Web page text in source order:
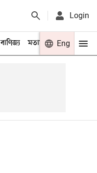
Login
বাণিজ্য মতামত খেলা
Eng